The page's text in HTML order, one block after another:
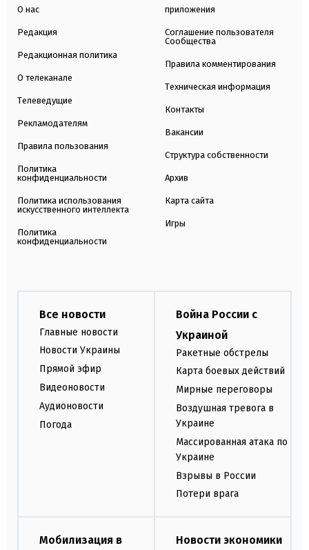
О нас
Редакция
Редакционная политика
О телеканале
Телеведущие
Рекламодателям
Правила пользования
Политика
конфиденциальности
Политика использования
искусственного интеллекта
Политика
конфиденциальности
приложения
Соглашение пользователя
Сообщества
Правила комментирования
Техническая информация
Контакты
Вакансии
Структура собственности
Архив
Карта сайта
Игры
Все новости
Главные новости
Новости Украины
Прямой эфир
Видеоновости
Аудионовости
Погода
Война России с
Украиной
Ракетные обстрелы
Карта боевых действий
Мирные переговоры
Воздушная тревога в
Украине
Массированная атака по
Украине
Взрывы в России
Потери врага
Мобилизация в
Новости экономики